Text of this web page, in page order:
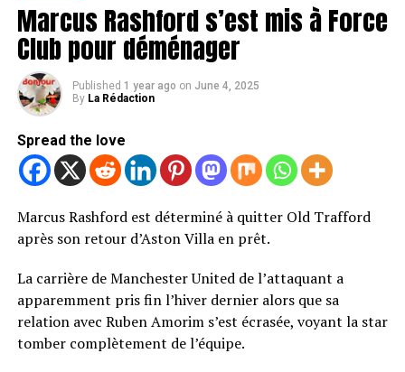
Marcus Rashford s’est mis à Force
Club pour déménager
Published 1 year ago on June 4, 2025
By La Rédaction
Spread the love
Marcus Rashford est déterminé à quitter Old Trafford
après son retour d’Aston Villa en prêt.
La carrière de Manchester United de l’attaquant a
apparemment pris fin l’hiver dernier alors que sa
relation avec Ruben Amorim s’est écrasée, voyant la star
tomber complètement de l’équipe.